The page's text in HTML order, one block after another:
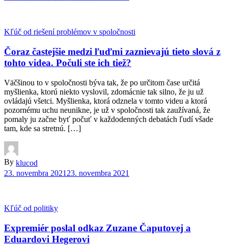
Kľúč od riešení problémov v spoločnosti
Čoraz častejšie medzi ľuďmi zaznievajú tieto slová z
tohto videa. Počuli ste ich tiež?
Väčšinou to v spoločnosti býva tak, že po určitom čase určitá
myšlienka, ktorú niekto vyslovil, zdomácnie tak silno, že ju už
ovládajú všetci. Myšlienka, ktorá odznela v tomto videu a ktorá
pozornému uchu neunikne, je už v spoločnosti tak zaužívaná, že
pomaly ju začne byť počuť v každodenných debatách ľudí všade
tam, kde sa stretnú. […]
By klucod
23. novembra 2021 23. novembra 2021
Kľúč od politiky
Expremiér poslal odkaz Zuzane Čaputovej a
Eduardovi Hegerovi